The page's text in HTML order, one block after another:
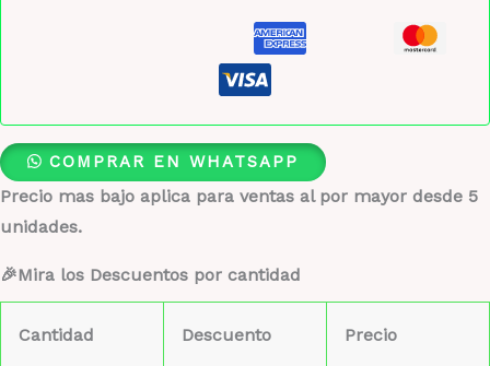
COMPRAR EN WHATSAPP
Precio mas bajo aplica para ventas al por mayor desde 5
unidades.
🎉Mira los Descuentos por cantidad
Cantidad Descuento Precio